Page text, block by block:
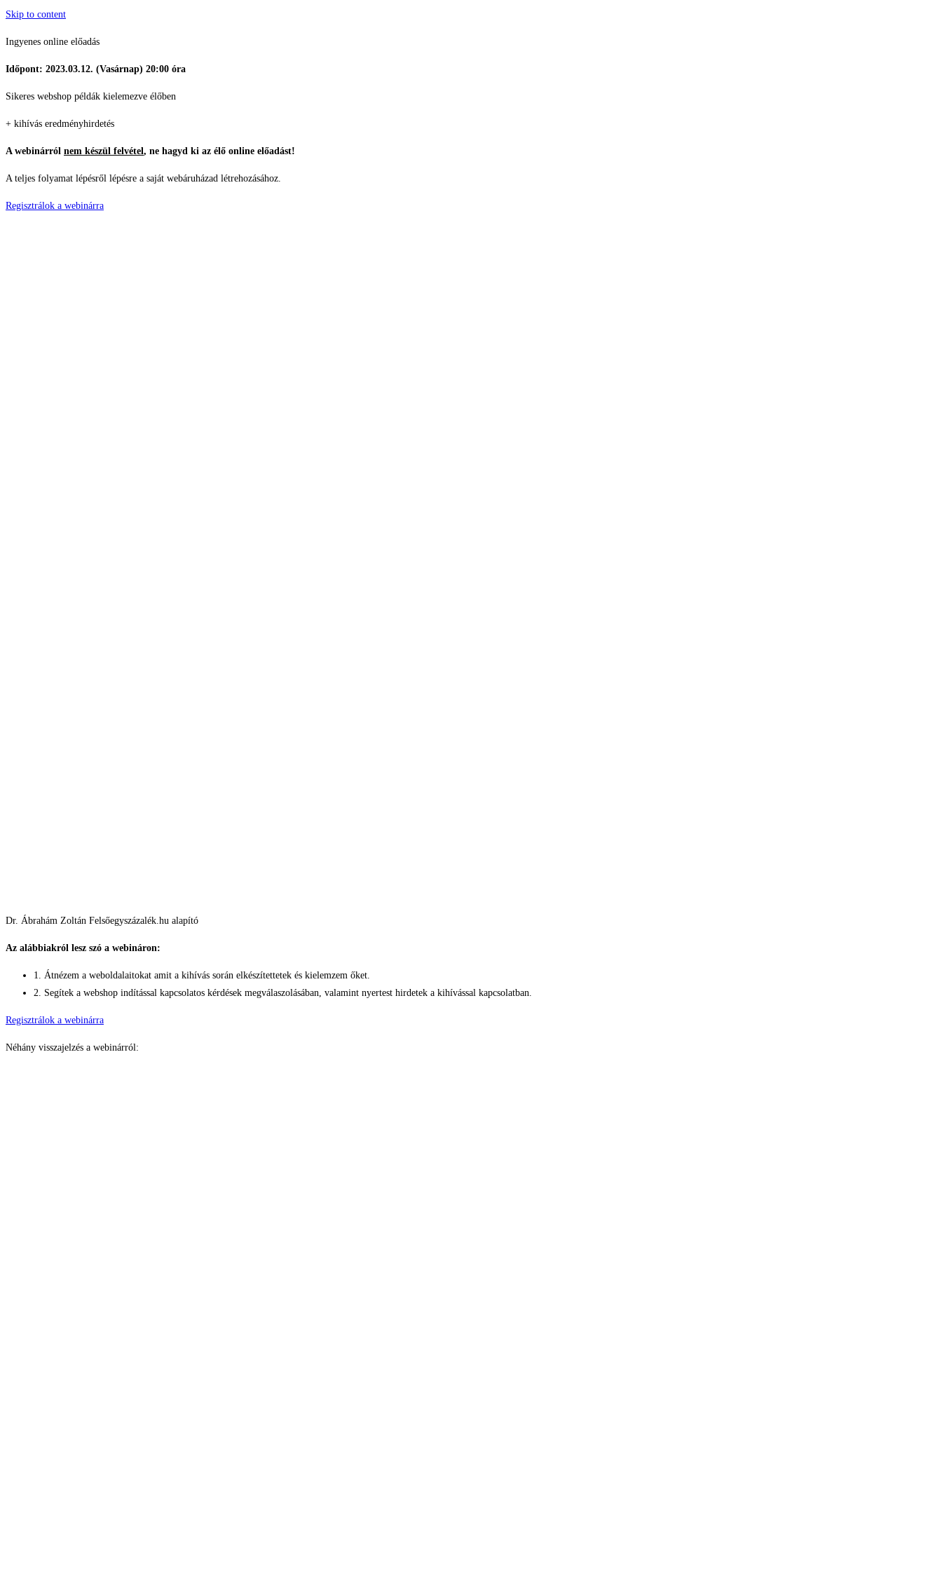
Skip to content
Ingyenes online előadás
Időpont: 2023.03.12. (Vasárnap) 20:00 óra
Sikeres webshop példák kielemezve élőben
+ kihívás eredményhirdetés
A webinárról nem készül felvétel, ne hagyd ki az élő online előadást!
A teljes folyamat lépésről lépésre a saját webáruházad létrehozásához.
Regisztrálok a webinárra
Dr. Ábrahám Zoltán Felsőegyszázalék.hu alapító
Az alábbiakról lesz szó a webináron:
1. Átnézem a weboldalaitokat amit a kihívás során elkészítettetek és kielemzem őket.
2. Segítek a webshop indítással kapcsolatos kérdések megválaszolásában, valamint nyertest hirdetek a kihívással kapcsolatban.
Regisztrálok a webinárra
Néhány visszajelzés a webinárról: